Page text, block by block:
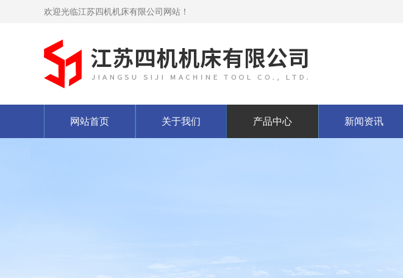
欢迎光临江苏四机机床有限公司网站！
网站首页 关于我们 产品中心 新闻资讯